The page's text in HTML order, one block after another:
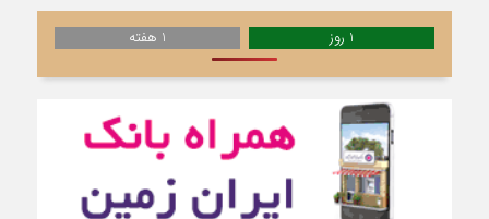
1 روز 1 هفته